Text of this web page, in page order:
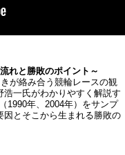
れと勝敗のポイント～
が絡み合う競輪レースの観
一氏がわかりやすく解説す
1990年、2004年）をサンプ
因とそこから生まれる勝敗の